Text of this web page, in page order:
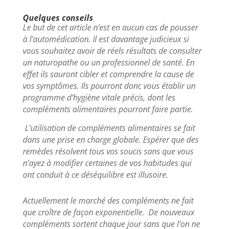
Quelques conseils
Le but de cet article n’est en aucun cas de pousser
à l’automédication. Il est davantage judicieux si
vous souhaitez avoir de réels résultats de consulter
un naturopathe ou un professionnel de santé. En
effet ils sauront cibler et comprendre la cause de
vos symptômes. Ils pourront donc vous établir un
programme d’hygiène vitale précis, dont les
compléments alimentaires pourront faire partie.
L’utilisation de compléments alimentaires se fait
dans une prise en charge globale. Espérer que des
remèdes résolvent tous vos soucis sans que vous
n’ayez à modifier certaines de vos habitudes qui
ont conduit à ce déséquilibre est illusoire.
Actuellement le marché des compléments ne fait
que croître de façon exponentielle. De nouveaux
compléments sortent chaque jour sans que l’on ne